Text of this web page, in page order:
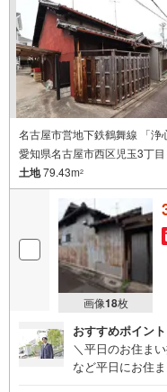
名古屋市営地下鉄鶴舞線 「浄
愛知県名古屋市西区児玉3丁目
土地79.43m2
画像18枚
おすすめポイント
＼平日のお住ま
など平日にお住